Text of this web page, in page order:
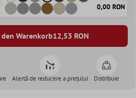
0,00 RON
Warenkorb12,53 RON
Alertă de reducere a prețului Distribuie